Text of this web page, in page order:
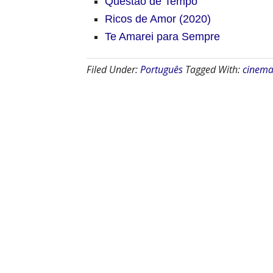
Ricos de Amor (2020)
Te Amarei para Sempre
Filed Under:Português Tagged With: